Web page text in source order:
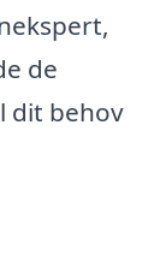
de
dit behov